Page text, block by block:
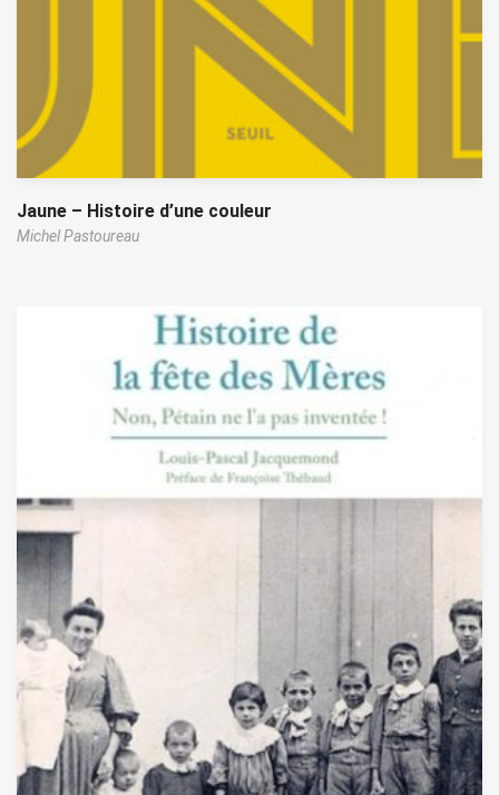
Jaune – Histoire d’une couleur
Michel Pastoureau